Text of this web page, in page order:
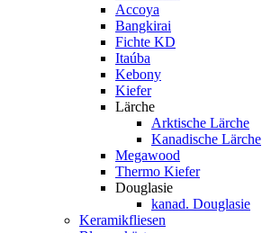
Accoya
Bangkirai
Fichte KD
Itaúba
Kebony
Kiefer
Lärche
Arktische Lärche
Kanadische Lärche
Megawood
Thermo Kiefer
Douglasie
kanad. Douglasie
Keramikfliesen